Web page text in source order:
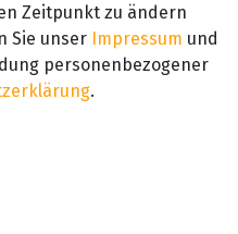
Zeitpunkt zu ändern
Sie unser Impressum und
personenbezogener
.